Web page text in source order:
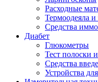
Расходные
Термоодеяла
Средства
Диабет
Глюкометры
Тест полоски
Средства
Устройства